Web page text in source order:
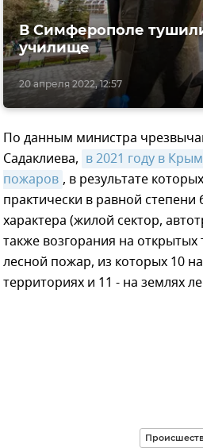
20 апреля 2022, 12:57
В Симферополе
училище
По данным министра
Садаклиева, в 2021 году в
пожаров , в результате
практически в равной
характера (жилой сектор,
также возгорания на
лесной пожар, из которых 10
территориях и 11 - на землях